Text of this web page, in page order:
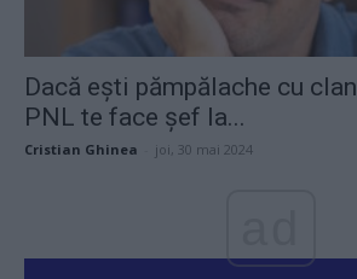
Dacă eşti pămpălache cu
PNL te face şef la...
Cristian Ghinea joi, 30 mai 2024